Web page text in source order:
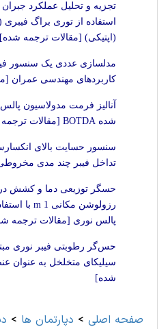
تجزیه و تحلیل عملکرد
(اپتیکی) [مقالات ترجمه شده]
مدلسازی عددی یک سنسور
کاربردهای مهندسی عمران
آنالیز فرمت مدولاسیون
شده BOTDA [مقالات ترجمه شده]
سنسور حسایت بالای
تداخل فیبر چند مدی
پالس نوری [مقالات ترجمه
حس‌گر رطوبتی فیبر نوری
سیلیکای متخلخل به عنوان
شده]
صفحه اصلی > دپارتمان ها >